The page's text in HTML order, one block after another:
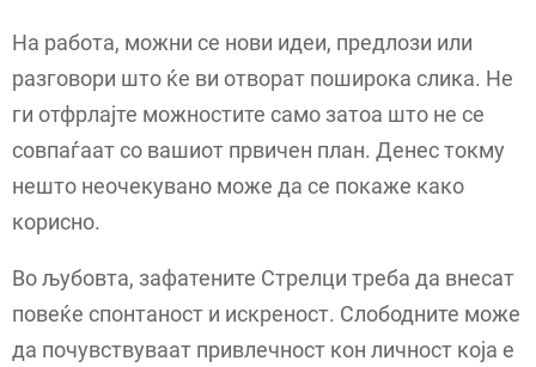
На работа, можни се нови идеи, предлози или
разговори што ќе ви отворат поширока слика. Не
ги отфрлајте можностите само затоа што не се
совпаѓаат со вашиот првичен план. Денес токму
нешто неочекувано може да се покаже како
корисно.
Во љубовта, зафатените Стрелци треба да внесат
повеќе спонтаност и искреност. Слободните може
да почувствуваат привлечност кон личност која е